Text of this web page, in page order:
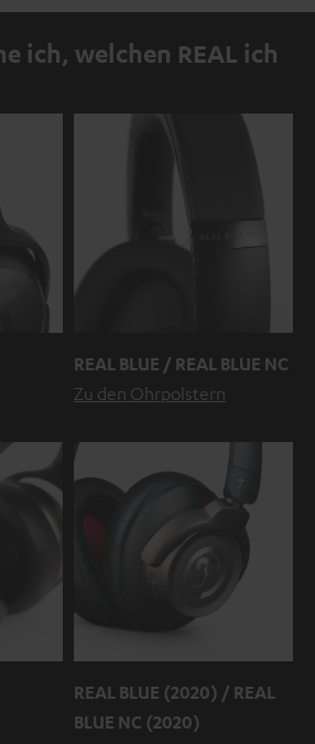
ich, welchen REAL ich
REAL BLUE / REAL BLUE NC
Zu den Ohrpolstern
REAL BLUE (2020) / REAL
BLUE NC (2020)